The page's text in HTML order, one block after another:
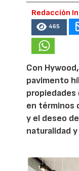
Redacción
465
Con Hywood,
pavimento
propiedades
en términos
y el deseo
naturalidad